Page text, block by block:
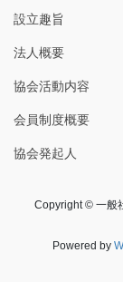
設立趣旨
法人概要
協会活動内容
会員制度概要
協会発起人
Copyright © 一般
Powered by